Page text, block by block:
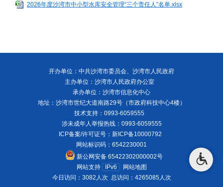
2026年度沙湾市中小型水库安全管理“三个责任人”名单.xlsx
开办单位：中共沙湾市委员会、沙湾市人民政府
主办单位：沙湾市人民政府办公室
承办单位：沙湾市信息化中心
地址：沙湾市世纪大道南路29号（市政府科技中心4楼）
技术支持：0993-6059555
涉未成年人举报热线：0993-6059555
ICP备案/许可证号： 新ICP备10000792
网站标识码：6542230001
新公网安备 65422302000002号
网站支持
IPv6
网站地图
今日访问：3082人次 总访问：4265085人次